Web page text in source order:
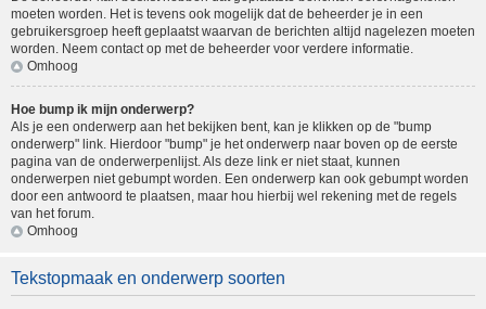
moeten worden. Het is tevens ook mogelijk dat de beheerder je in een
gebruikersgroep heeft geplaatst waarvan de berichten altijd nagelezen moeten
worden. Neem contact op met de beheerder voor verdere informatie.
Omhoog
Hoe bump ik mijn onderwerp?
Als je een onderwerp aan het bekijken bent, kan je klikken op de "bump
onderwerp" link. Hierdoor "bump" je het onderwerp naar boven op de eerste
pagina van de onderwerpenlijst. Als deze link er niet staat, kunnen
onderwerpen niet gebumpt worden. Een onderwerp kan ook gebumpt worden
door een antwoord te plaatsen, maar hou hierbij wel rekening met de regels
van het forum.
Omhoog
Tekstopmaak en onderwerp soorten